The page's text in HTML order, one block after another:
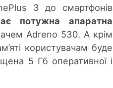
3 до смартфонів
потужна апаратна
Adreno 530. А крім
користувачам буде
5 Гб оперативної і